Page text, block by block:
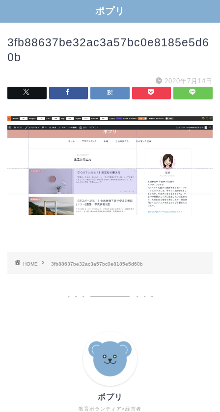
ポプリ
3fb88637be32ac3a57bc0e8185e5d6
0b
2020年7月14日
HOME 3fb88637be32ac3a57bc0e8185e5d60b
教育ボランティア×経営者
ポプリ